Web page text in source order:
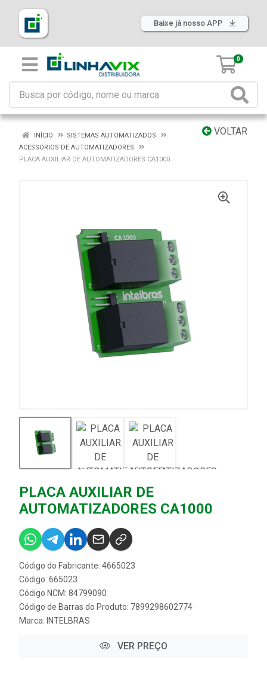
Baixe já nosso APP
0
VOLTAR
INÍCIO
SISTEMAS AUTOMATIZADOS
ACESSORIOS DE AUTOMATIZADORES
PLACA AUXILIAR DE AUTOMATIZADORES CA1000
PLACA AUXILIAR DE
AUTOMATIZADORES CA1000
Código do Fabricante: 4665023
Código: 665023
Código NCM: 84799090
Código de Barras do Produto: 7899298602774
Marca: INTELBRAS
VER PREÇO